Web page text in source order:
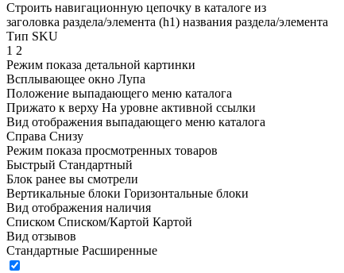
Строить навигационную цепочку в каталоге из
заголовка раздела/элемента (h1) названия раздела/элемента
Тип SKU
1 2
Режим показа детальной картинки
Всплывающее окно Лупа
Положение выпадающего меню каталога
Прижато к верху На уровне активной ссылки
Вид отображения выпадающего меню каталога
Справа Снизу
Режим показа просмотренных товаров
Быстрый Стандартный
Блок ранее вы смотрели
Вертикальные блоки Горизонтальные блоки
Вид отображения наличия
Списком Списком/Картой Картой
Вид отзывов
Стандартные Расширенные